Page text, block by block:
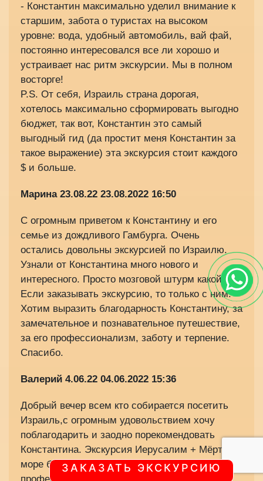
- Константин максимально уделил внимание к
старшим, забота о туристах на высоком
уровне: вода, удобный автомобиль, вай фай,
постоянно интересовался все ли хорошо и
устраивает нас ритм экскурсии. Мы в полном
восторге!
P.S. От себя, Израиль страна дорогая,
хотелось максимально сформировать выгодно
бюджет, так вот, Константин это самый
выгодный гид (да простит меня Константин за
такое выражение) эта экскурсия стоит каждого
$ и больше.
Марина 23.08.22 23.08.2022 16:50
С огромным приветом к Константину и его
семье из дождливого Гамбурга. Очень
остались довольны экскурсией по Израилю.
Узнали от Константина много нового и
интересного. Просто мозговой штурм какой-то.
Если заказывать экскурсию, то только с ним.
Хотим выразить благодарность Константину, за
замечательное и познавательное путешествие,
за его профессионализм, заботу и терпение.
Спасибо.
Валерий 4.06.22 04.06.2022 15:36
Добрый вечер всем кто собирается посетить
Израиль,с огромным удовольствием хочу
поблагодарить и заодно порекомендовать
Константина. Экскурсия Иерусалим + Мёртвое
море была выше всяких похвал настоящий
ЗАКАЗАТЬ ЭКСКУРСИЮ